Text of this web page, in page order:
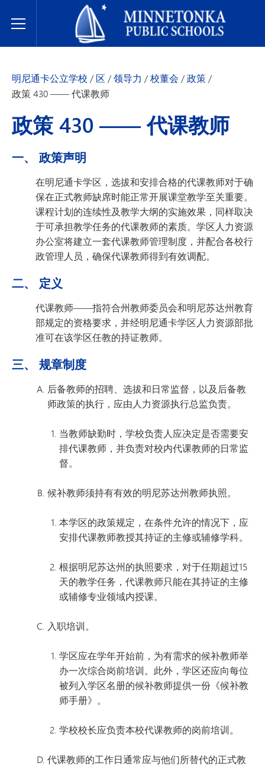
Toggle Menu
明尼通卡公立学校
明尼通卡公立学校 / 区/领导力 /校董会 /政策/
政策 430 —— 代课教师
政策 430 —— 代课教师
一、 政策声明
在明尼通卡学区，选拔和安排合格的代课教师对于确
保在正式教师缺席时能正常开展课堂教学至关重要。
课程计划的连续性及教学大纲的实施效果，同样取决
于可承担教学任务的代课教师的素质。学区人力资源
办公室将建立一套代课教师管理制度，并配合各校行
政管理人员，确保代课教师得到有效调配。
二、 定义
代课教师——指符合州教师委员会和明尼苏达州教育
部规定的资格要求，并经明尼通卡学区人力资源部批
准可在该学区任教的持证教师。
三、 规章制度
后备教师的招聘、选拔和日常监督，以及后备教
师政策的执行，应由人力资源执行总监负责。
当教师缺勤时，学校负责人应决定是否需要安
排代课教师，并负责对校内代课教师的日常监
督。
候补教师须持有有效的明尼苏达州教师执照。
本学区的政策规定，在条件允许的情况下，应
安排代课教师教授其持证的主修或辅修学科。
根据明尼苏达州的执照要求，对于任期超过15
天的教学任务，代课教师只能在其持证的主修
或辅修专业领域内授课。
入职培训。
学区应在学年开始前，为有需求的候补教师举
办一次综合岗前培训。此外，学区还应向每位
被列入学区名册的候补教师提供一份《候补教
师手册》。
学校校长应负责本校代课教师的岗前培训。
代课教师的工作日通常应与他们所替代的正式教